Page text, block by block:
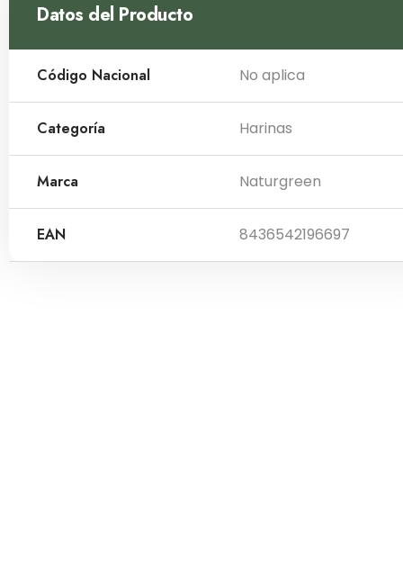
Datos del Producto
Código Nacional No aplica
Categoría Harinas
Marca Naturgreen
EAN 8436542196697